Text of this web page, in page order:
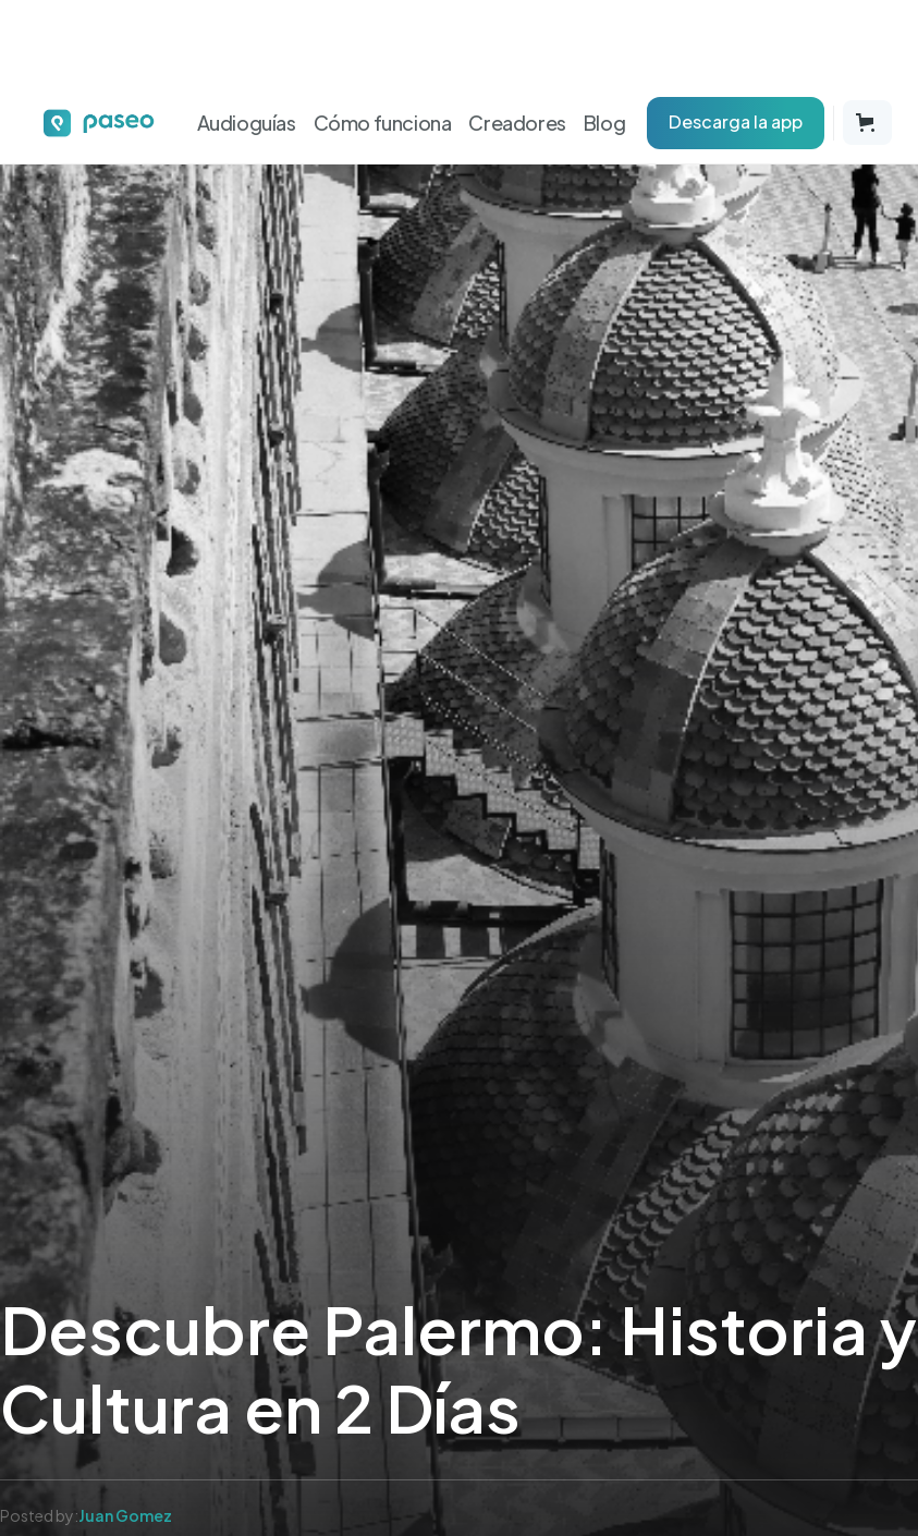
Audioguías Cómo funciona Creadores Blog Descarga la app
Descubre Palermo: Historia y
Cultura en 2 Días
Posted by:Juan Gomez